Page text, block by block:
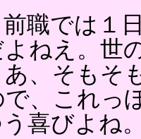
職では１
ねえ。世
あ、そもそ
で、これっ
喜びよね